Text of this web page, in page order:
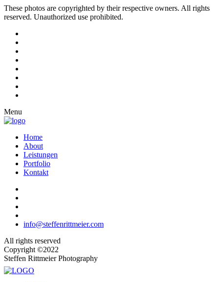
These photos are copyrighted by their respective owners. All rights
reserved. Unauthorized use prohibited.
Menu
Home
About
Leistungen
Portfolio
Kontakt
info@steffenrittmeier.com
All rights reserved
Copyright ©2022
Steffen Rittmeier Photography